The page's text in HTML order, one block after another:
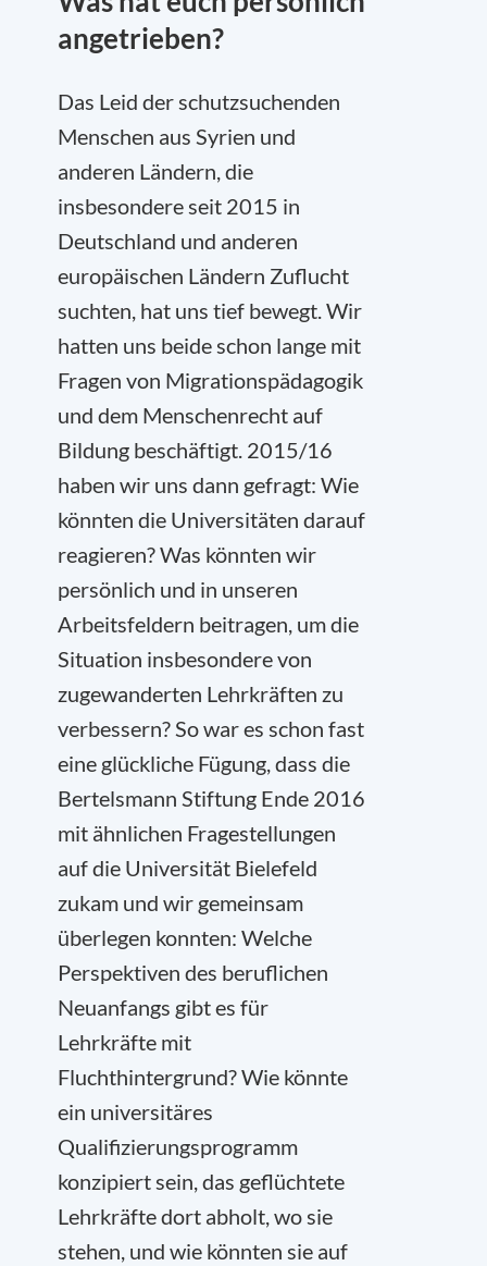
angetrieben?
Das Leid der schutzsuchenden
Menschen aus Syrien und
anderen Ländern, die
insbesondere seit 2015 in
Deutschland und anderen
europäischen Ländern Zuflucht
suchten, hat uns tief bewegt. Wir
hatten uns beide schon lange mit
Fragen von Migrationspädagogik
und dem Menschenrecht auf
Bildung beschäftigt. 2015/16
haben wir uns dann gefragt: Wie
könnten die Universitäten darauf
reagieren? Was könnten wir
persönlich und in unseren
Arbeitsfeldern beitragen, um die
Situation insbesondere von
zugewanderten Lehrkräften zu
verbessern? So war es schon fast
eine glückliche Fügung, dass die
Bertelsmann Stiftung Ende 2016
mit ähnlichen Fragestellungen
auf die Universität Bielefeld
zukam und wir gemeinsam
überlegen konnten: Welche
Perspektiven des beruflichen
Neuanfangs gibt es für
Lehrkräfte mit
Fluchthintergrund? Wie könnte
ein universitäres
Qualifizierungsprogramm
konzipiert sein, das geflüchtete
Lehrkräfte dort abholt, wo sie
stehen, und wie könnten sie auf